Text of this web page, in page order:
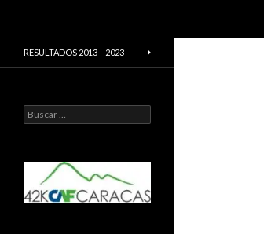
eventos deportivos
RESULTADOS 2013 – 2023
Buscar: